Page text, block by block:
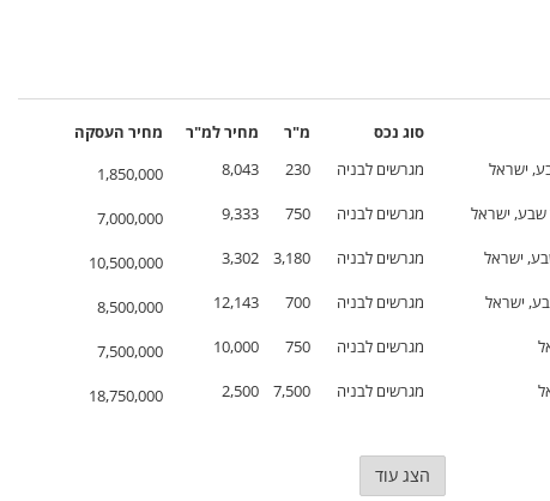
סוג נכס מ"ר מחירלמ"ר מחיר העסקה
ישראל מגרשים לבניה 230
8,043
1,850,000
מגרשים לבניה 750
9,333
7,000,000
מגרשים לבניה 3,180
3,302
10,500,000
מגרשים לבניה 700
12,143
8,500,000
מגרשים לבניה 750
10,000
7,500,000
מגרשים לבניה 7,500
2,500
18,750,000
הצג עוד